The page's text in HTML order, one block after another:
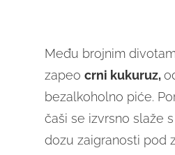
Među brojnim
zapeo crni kukuruz,
bezalkoholno piće.
čaši se izvrsno slaže
dozu zaigranosti pod